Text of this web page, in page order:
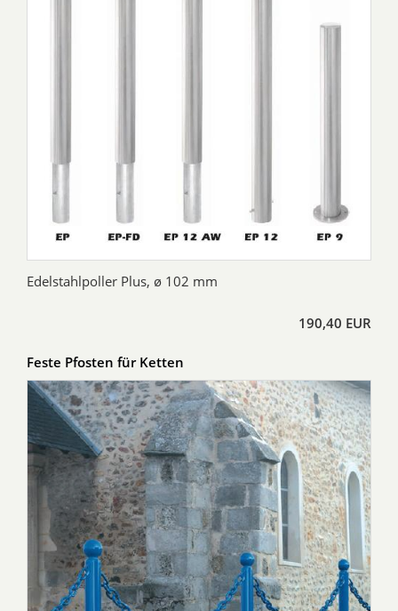
Edelstahlpoller Plus, ø 102 mm
190,40 EUR
Feste Pfosten für Ketten